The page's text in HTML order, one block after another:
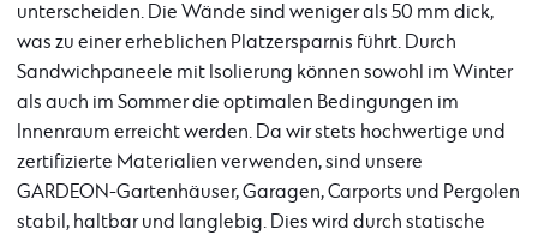
unterscheiden. Die Wände sind weniger als 50 mm dick,
was zu einer erheblichen Platzersparnis führt. Durch
Sandwichpaneele mit Isolierung können sowohl im Winter
als auch im Sommer die optimalen Bedingungen im
Innenraum erreicht werden. Da wir stets hochwertige und
zertifizierte Materialien verwenden, sind unsere
GARDEON-Gartenhäuser, Garagen, Carports und Pergolen
stabil, haltbar und langlebig. Dies wird durch statische